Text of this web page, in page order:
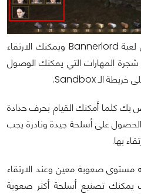
الحدادة الآن مهارة مستقل داخل لعبة Bannerlord ويمكنك الارتقاء
المهارات التي يمكنك الوصول
بك كلما أمكنك القيام بحرف حدادة
الحصول على أسلحة جيدة ونادرة يجب
بها.
صعوبة معين وعند الارتقاء
يمكنك تصنيع أسلحة أكثر صعوبة